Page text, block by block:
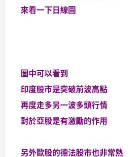
來看一下日線圖
圖中可以看到
印度股市是突破前波高點
再度走多另一波多頭行情
對於亞股是有激勵的作用
另外歐股的德法股市也非常熱